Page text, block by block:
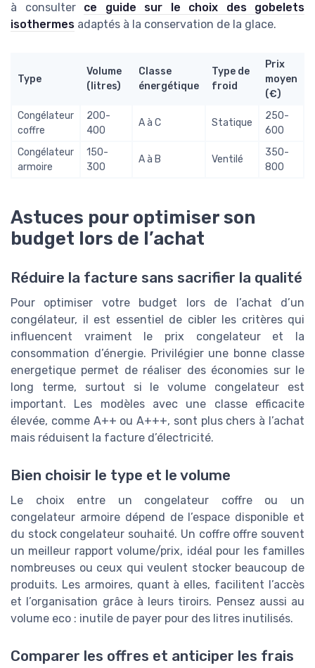
à consulter ce guide sur le choix des gobelets
isothermes adaptés à la conservation de la glace.
Type
Volume
(litres)
Classe
énergétique
Type de
froid
Prix
moyen
(€)
Congélateur
coffre
200-
400
A à C Statique
250-
600
Congélateur
armoire
150-
300
A à B Ventilé
350-
800
Astuces pour optimiser son
budget lors de l’achat
Réduire la facture sans sacrifier la qualité
Pour optimiser votre budget lors de l’achat d’un
congélateur, il est essentiel de cibler les critères qui
influencent vraiment le prix congelateur et la
consommation d’énergie. Privilégier une bonne classe
energetique permet de réaliser des économies sur le
long terme, surtout si le volume congelateur est
important. Les modèles avec une classe efficacite
élevée, comme A++ ou A+++, sont plus chers à l’achat
mais réduisent la facture d’électricité.
Bien choisir le type et le volume
Le choix entre un congelateur coffre ou un
congelateur armoire dépend de l’espace disponible et
du stock congelateur souhaité. Un coffre offre souvent
un meilleur rapport volume/prix, idéal pour les familles
nombreuses ou ceux qui veulent stocker beaucoup de
produits. Les armoires, quant à elles, facilitent l’accès
et l’organisation grâce à leurs tiroirs. Pensez aussi au
volume eco : inutile de payer pour des litres inutilisés.
Comparer les offres et anticiper les frais